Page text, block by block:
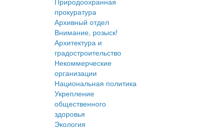
прокуратура
Архивный отдел
Внимание, розыск!
Архитектура и
градостроительство
Некоммерческие
организации
Национальная политика
Укрепление
общественного
здоровья
Экология